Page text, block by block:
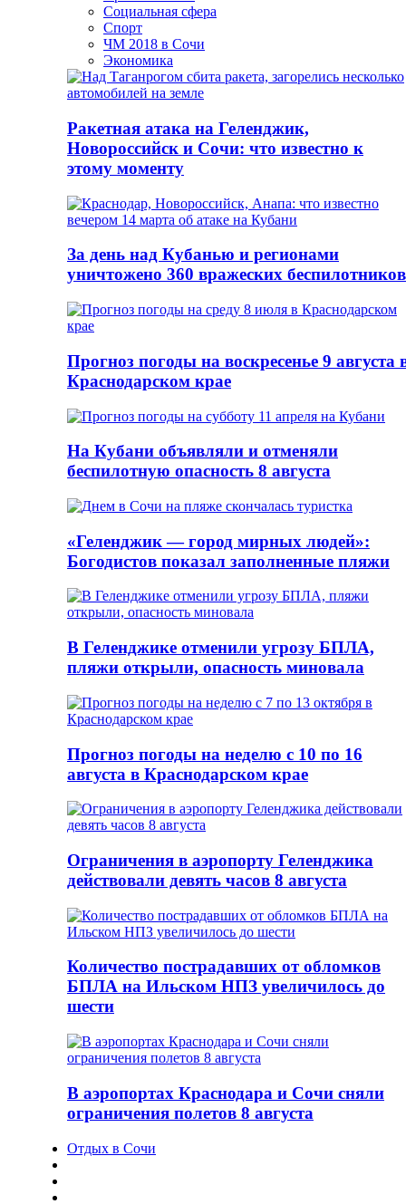
Социальная сфера
Спорт
ЧМ 2018 в Сочи
Экономика
Ракетная атака на Геленджик,
Новороссийск и Сочи: что известно к
этому моменту
За день над Кубанью и регионами
уничтожено 360 вражеских беспилотников
Прогноз погоды на воскресенье 9 августа
Краснодарском крае
На Кубани объявляли и отменяли
беспилотную опасность 8 августа
«Геленджик — город мирных людей»:
Богодистов показал заполненные пляжи
В Геленджике отменили угрозу БПЛА,
пляжи открыли, опасность миновала
Прогноз погоды на неделю с 10 по 16
августа в Краснодарском крае
Ограничения в аэропорту Геленджика
действовали девять часов 8 августа
Количество пострадавших от обломков
БПЛА на Ильском НПЗ увеличилось до
шести
В аэропортах Краснодара и Сочи сняли
ограничения полетов 8 августа
Отдых в Сочи